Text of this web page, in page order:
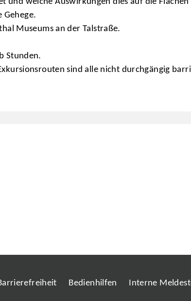
und welche Auswirkungen dies auf die
Gehege.
Museums an der Talstraße.
Stunden.
sind alle nicht durchgängig
Bedienhilfen Interne